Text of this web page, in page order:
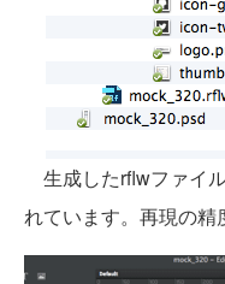
生成したrflwファイ
れています。再現の精